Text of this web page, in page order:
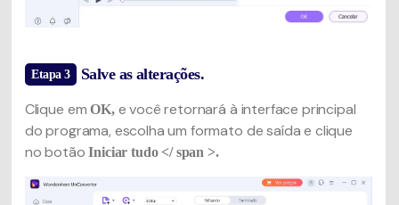
Etapa 3 Salve as alterações.
Clique emOK, e você retornará à interface principal
do programa, escolha um formato de saída e clique
no botãoIniciar tudo </ span >.